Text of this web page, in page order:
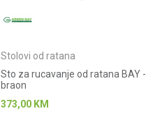
Stolovi od ratana
Sto za rucavanje od ratana BAY -
braon
373,00 KM